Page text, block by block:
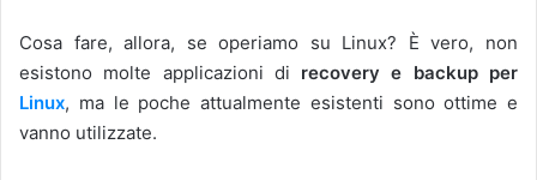
Cosa fare, allora, se operiamo su Linux? È vero, non
esistono molte applicazioni di recovery e backup per
Linux, ma le poche attualmente esistenti sono ottime e
vanno utilizzate.